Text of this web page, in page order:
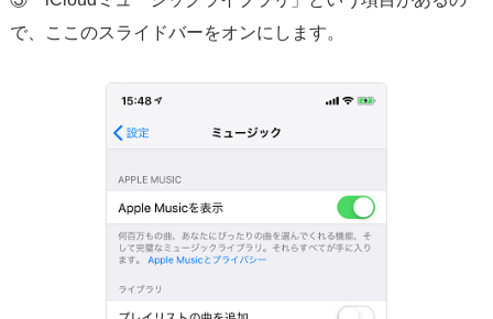
で、ここのスライドバーをオンにします。